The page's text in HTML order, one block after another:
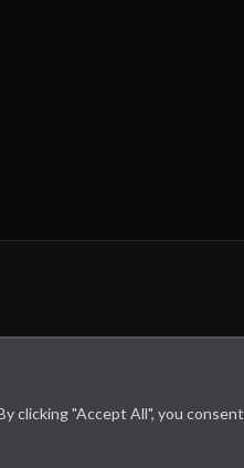
clicking "Accept All", you consent